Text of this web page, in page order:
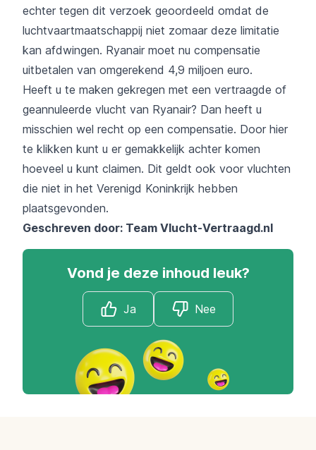
echter tegen dit verzoek geoordeeld omdat de
luchtvaartmaatschappij niet zomaar deze limitatie
kan afdwingen. Ryanair moet nu compensatie
uitbetalen van omgerekend 4,9 miljoen euro.
Heeft u te maken gekregen met een vertraagde of
geannuleerde vlucht van Ryanair? Dan heeft u
misschien wel recht op een compensatie. Door hier
te klikken kunt u er gemakkelijk achter komen
hoeveel u kunt claimen. Dit geldt ook voor vluchten
die niet in het Verenigd Koninkrijk hebben
plaatsgevonden.
Geschreven door: Team Vlucht-Vertraagd.nl
Vond je deze inhoud leuk?
Ja Nee